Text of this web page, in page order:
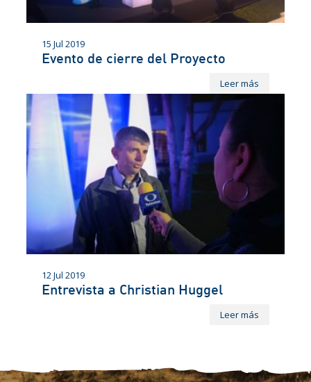
15 Jul 2019
Evento de cierre del Proyecto
Leer más
12 Jul 2019
Entrevista a Christian Huggel
Leer más